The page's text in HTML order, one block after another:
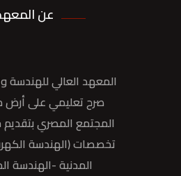
عن
المعهد العالي للهندسة
صرح تعليمي على أرض
المجتمع المصري
تخصصات (الهندسة
المدنية -الهندسة